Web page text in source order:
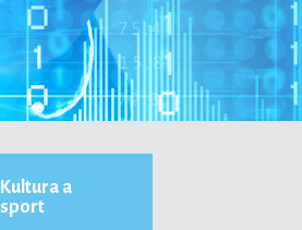
Kultura a
sport